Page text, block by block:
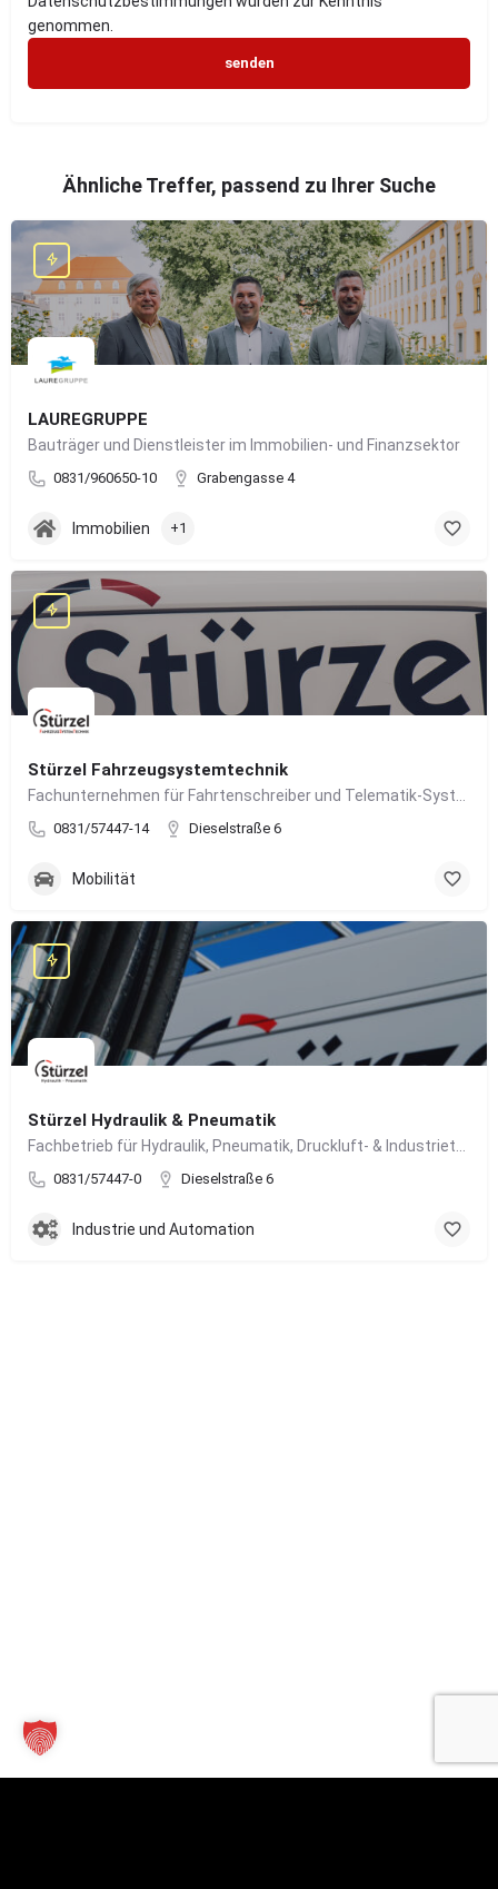
genommen.
Ähnliche Treffer, passend zu Ihrer Suche
LAUREGRUPPE
Bauträger und Dienstleister im Immobilien- und Finanzsektor
0831/960650-10 Grabengasse 4
Immobilien +1
Stürzel Fahrzeugsystemtechnik
0831/57447-14 Dieselstraße 6
Mobilität
Stürzel Hydraulik & Pneumatik
0831/57447-0 Dieselstraße 6
Industrie und Automation